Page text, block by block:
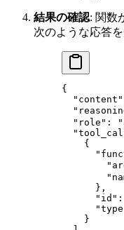
結果の確認: 関数
次のような応答
{
  "content"
  "role"
:
    {
      },
      "id"
:
    }